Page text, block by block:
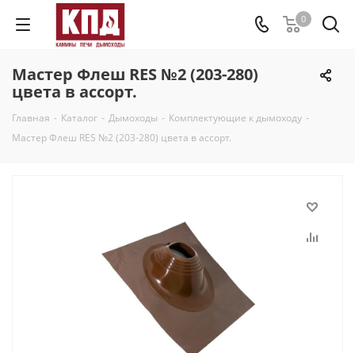
0
Мастер Флеш RES №2 (203-280)
цвета в ассорт.
Главная - Каталог - Дымоходы - Комплектующие к дымоходу -
Мастер Флеш RES №2 (203-280) цвета в ассорт.